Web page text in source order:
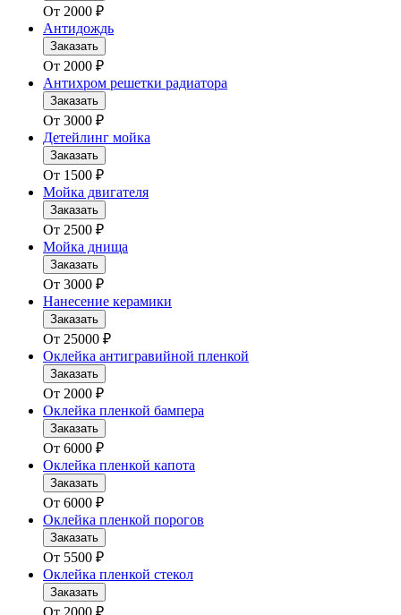
От 2000 ₽
Антидождь
Заказать
От 2000 ₽
Антихром решетки радиатора
Заказать
От 3000 ₽
Детейлинг мойка
Заказать
От 1500 ₽
Мойка двигателя
Заказать
От 2500 ₽
Мойка днища
Заказать
От 3000 ₽
Нанесение керамики
Заказать
От 25000 ₽
Оклейка антигравийной пленкой
Заказать
От 2000 ₽
Оклейка пленкой бампера
Заказать
От 6000 ₽
Оклейка пленкой капота
Заказать
От 6000 ₽
Оклейка пленкой порогов
Заказать
От 5500 ₽
Оклейка пленкой стекол
Заказать